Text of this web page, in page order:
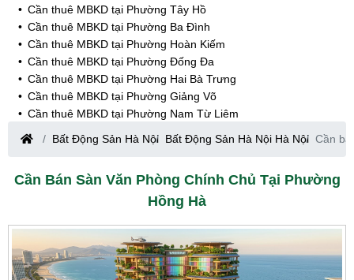
Cần thuê MBKD tại Phường Tây Hồ
Cần thuê MBKD tại Phường Ba Đình
Cần thuê MBKD tại Phường Hoàn Kiếm
Cần thuê MBKD tại Phường Đống Đa
Cần thuê MBKD tại Phường Hai Bà Trưng
Cần thuê MBKD tại Phường Giảng Võ
Cần thuê MBKD tại Phường Nam Từ Liêm
Cần thuê MBKD tại Phường Cầu Giấy
Cần thuê MBKD tại Phường Thanh Xuân
Cần thuê MBKD tại Phường Hà Đông
Cần thuê MBKD tại Phường Hoàng Mai
Cần thuê MBKD tại Phường Yên Hòa
Cần thuê MBKD tại Phường Nghĩa Độ
Cần thuê MBKD tại Phường Phương Liệt
Bất Động Sản Hà Nội Bất Động Sản Hà Nội Hà Nội Cần
Cần Bán Sàn Văn Phòng Chính Chủ Tại Phường
Hồng Hà